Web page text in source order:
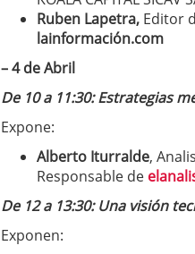
Ruben Lapetra, Editor
lainformación.com
– 4 de Abril
De 10 a 11:30: Estrategias
Expone:
Alberto Iturralde,
Responsable de
De 12 a 13:30: Una visión
Exponen: